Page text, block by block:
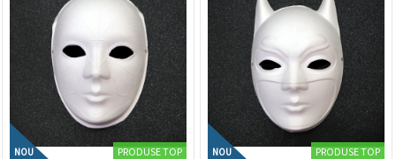
NOU PRODUSE TOP NOU PRODUSE TOP